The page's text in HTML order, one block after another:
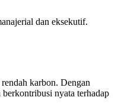
dan eksekutif.
karbon. Dengan
nyata terhadap